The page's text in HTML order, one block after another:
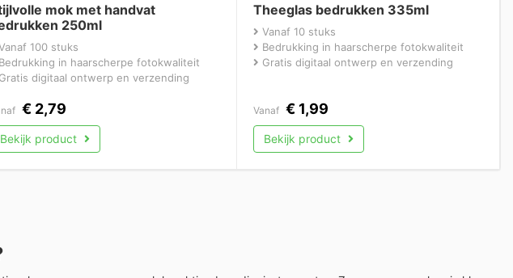
mok met handvat
250ml
100 stuks
Bedrukking in haarscherpe fotokwaliteit
Gratis digitaal ontwerp en verzending
€ 2,79
Bekijk product
Theeglas bedrukken 335ml
Vanaf 10 stuks
Bedrukking in haarscherpe fotokwaliteit
Gratis digitaal ontwerp en verzending
Vanaf €1,99
Bekijk product